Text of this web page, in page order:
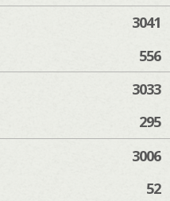
3041
556
3033
295
3006
52